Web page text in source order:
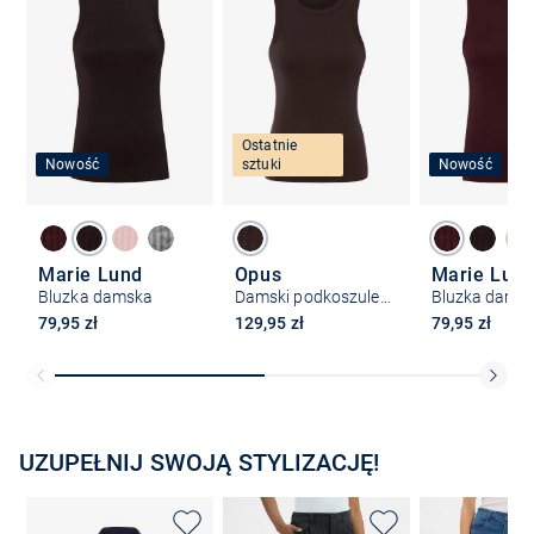
Nowość
Marie Lund
Bluzka damska
79,95 zł
Ostatnie
sztuki
Opus
129,95 zł
Nowość
Marie
Bluzka
79,95 zł
UZUPEŁNIJ SWOJĄ STYLIZACJĘ!